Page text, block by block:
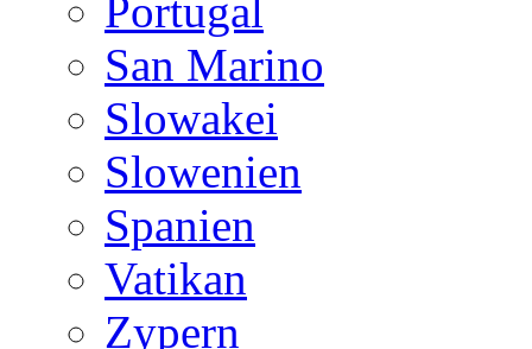
Portugal
San Marino
Slowakei
Slowenien
Spanien
Vatikan
Zypern